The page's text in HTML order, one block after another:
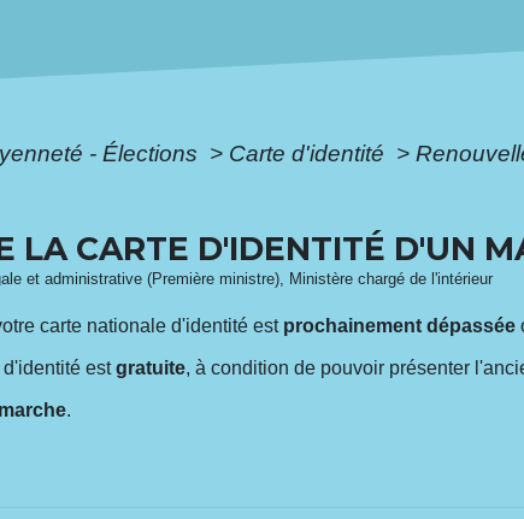
- Élections > Carte d'identité >
LA CARTE D'IDENTITÉ D'UN
et administrative (Première ministre), Ministère chargé de l'intérieur
carte nationale d'identité est prochainement dépassée
d'identité estgratuite, à condition de pouvoir présenter
.